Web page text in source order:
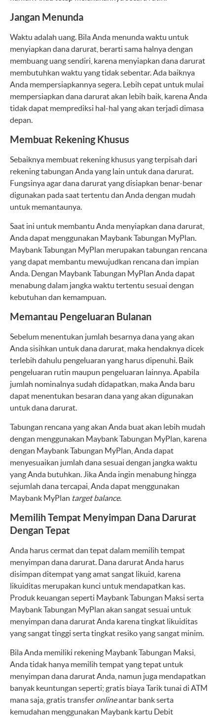
Jangan Menunda
Waktu adalah uang. Bila Anda menunda waktu untuk
menyiapkan dana darurat, berarti sama halnya dengan
membuang uang sendiri, karena menyiapkan dana darurat
membutuhkan waktu yang tidak sebentar. Ada baiknya
Anda mempersiapkannya segera. Lebih cepat untuk mulai
mempersiapkan dana darurat akan lebih baik, karena Anda
tidak dapat memprediksi hal-hal yang akan terjadi dimasa
depan.
Membuat Rekening Khusus
Sebaiknya membuat rekening khusus yang terpisah dari
rekening tabungan Anda yang lain untuk dana darurat.
Fungsinya agar dana darurat yang disiapkan benar-benar
digunakan pada saat tertentu dan Anda dengan mudah
untuk memantaunya.
Saat ini untuk membantu Anda menyiapkan dana darurat,
Anda dapat menggunakan Maybank Tabungan MyPlan.
Maybank Tabungan MyPlan merupakan tabungan rencana
yang dapat membantu mewujudkan rencana dan impian
Anda. Dengan Maybank Tabungan MyPlan Anda dapat
menabung dalam jangka waktu tertentu sesuai dengan
kebutuhan dan kemampuan.
Memantau Pengeluaran Bulanan
Sebelum menentukan jumlah besarnya dana yang akan
Anda sisihkan untuk dana darurat, maka hendaknya dicek
terlebih dahulu pengeluaran yang harus dipenuhi. Baik
pengeluaran rutin maupun pengeluaran lainnya. Apabila
jumlah nominalnya sudah didapatkan, maka Anda baru
dapat menentukan besaran dana yang akan digunakan
untuk dana darurat.
Tabungan rencana yang akan Anda buat akan lebih mudah
dengan menggunakan Maybank Tabungan MyPlan, karena
dengan Maybank Tabungan MyPlan, Anda dapat
menyesuaikan jumlah dana sesuai dengan jangka waktu
yang Anda butuhkan. Jika Anda ingin menabung hingga
sejumlah dana tercapai, Anda dapat menggunakan
Maybank MyPlan target balance.
Memilih Tempat Menyimpan Dana Darurat
Dengan Tepat
Anda harus cermat dan tepat dalam memilih tempat
menyimpan dana darurat. Dana darurat Anda harus
disimpan ditempat yang amat sangat likuid, karena
likuiditas merupakan kunci untuk mendapatkan kas.
Produk keuangan seperti Maybank Tabungan Maksi serta
Maybank Tabungan MyPlan akan sangat sesuai untuk
menyimpan dana darurat Anda karena tingkat likuiditas
yang sangat tinggi serta tingkat resiko yang sangat minim.
Bila Anda memiliki rekening Maybank Tabungan Maksi,
Anda tidak hanya memilih tempat yang tepat untuk
menyimpan dana darurat Anda, namun juga mendapatkan
banyak keuntungan seperti; gratis biaya Tarik tunai di ATM
mana saja, gratis transfer onlineantar bank serta
kemudahan menggunakan Maybank kartu Debit